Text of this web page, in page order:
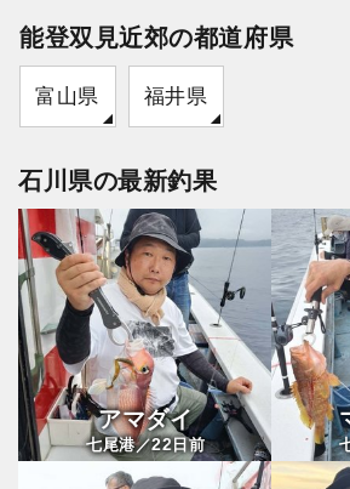
能登双見近郊の都道府県
富山県 福井県
石川県の最新釣果
アマダイ
七尾港／22日前